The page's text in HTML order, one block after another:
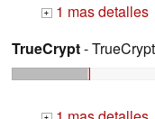
+ 1 mas detalles
TrueCrypt-